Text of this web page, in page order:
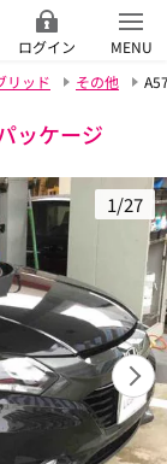
ログイン
MENU
ッド その他
ッケージ
1/27